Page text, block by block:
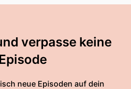
verpasse keine
neue Episoden auf dein